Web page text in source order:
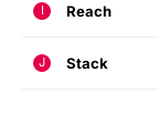
I Reach
J Stack